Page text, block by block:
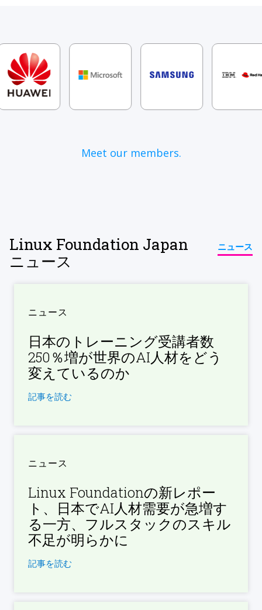
Meet our members.
Linux Foundation Japan
ニュース
ニュース
ニュース
日本のトレーニング受講者数
250％増が世界のAI人材をどう
変えているのか
記事を読む
ニュース
Linux Foundationの新レポー
ト、日本でAI人材需要が急増す
る一方、フルスタックのスキル
不足が明らかに
記事を読む